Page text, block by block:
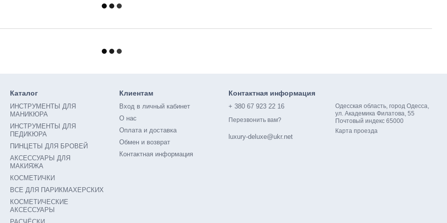
Каталог
ИНСТРУМЕНТЫ ДЛЯ
МАНИКЮРА
ИНСТРУМЕНТЫ ДЛЯ
ПЕДИКЮРА
ПИНЦЕТЫ ДЛЯ БРОВЕЙ
АКСЕССУАРЫ ДЛЯ
МАКИЯЖА
КОСМЕТИЧКИ
ВСЕ ДЛЯ ПАРИКМАХЕРСКИХ
КОСМЕТИЧЕСКИЕ
АКСЕССУАРЫ
Клиентам
Вход в личный кабинет
О нас
Оплата и доставка
Обмен и возврат
Контактная информация
Контактная информация
+ 380 67 923 22 16
Перезвонить вам?
luxury-deluxe@ukr.net
Одесская область, город Одесса,
ул. Академика Филатова, 55
Почтовый индекс 65000
Карта проезда